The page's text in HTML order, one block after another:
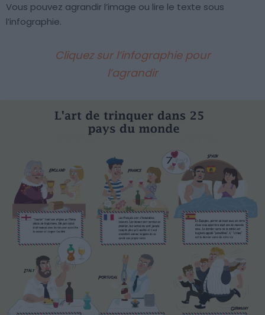
Vous pouvez agrandir l’image ou lire le texte sous
l’infographie.
Cliquez sur l’infographie pour
l’agrandir